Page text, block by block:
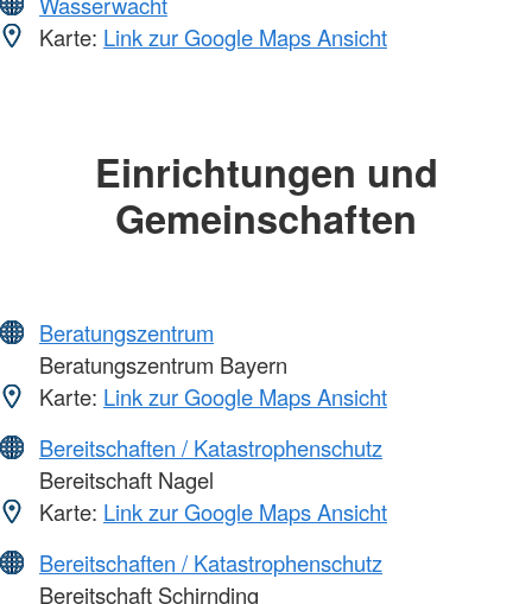
Karte: Link zur Google Maps Ansicht
Einrichtungen und
Gemeinschaften
Beratungszentrum
Beratungszentrum Bayern
Karte: Link zur Google Maps Ansicht
Bereitschaften / Katastrophenschutz
Bereitschaft Nagel
Karte: Link zur Google Maps Ansicht
Bereitschaften / Katastrophenschutz
Bereitschaft Schirnding